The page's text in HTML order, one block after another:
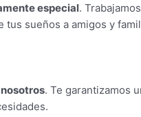
especial.
sueños a amigos y
. Te garantizamos